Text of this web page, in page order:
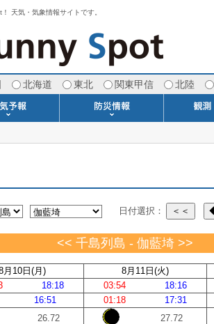
天気・気象情報サイトです。
北海道 東北 関東甲信 北陸
日の天気
ント予報
天気予報
候期予報
日付選択： ＜＜
<< 千島列島 - 伽藍埼 >>
月10日(月)
8月11日(火)
18:18 03:54
18:16
16:51 01:18
17:31
26.72
27.72